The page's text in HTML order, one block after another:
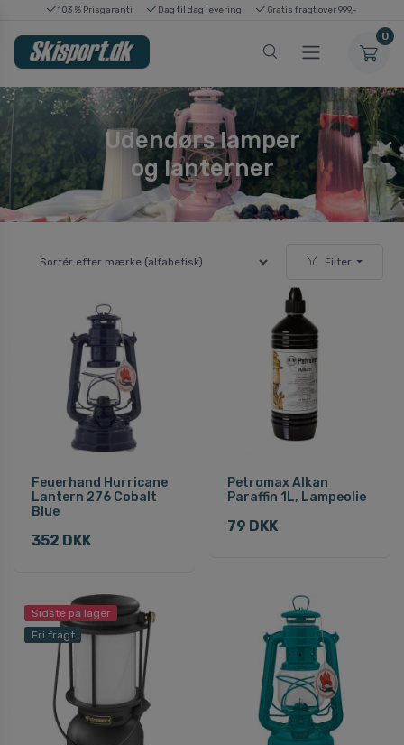
103 % Prisgaranti Dag til dag levering Gratis fragt over 999,-
0
Udendørs lamper
og lanterner
Filter
Feuerhand Hurricane
Lantern 276 Cobalt
Blue
352 DKK
Petromax Alkan
Paraffin 1L, Lampeolie
79 DKK
Sidste på lager
Fri fragt